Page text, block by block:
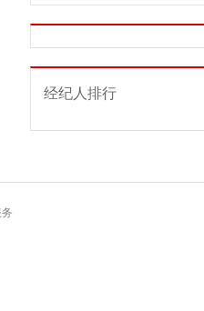
经纪人排行